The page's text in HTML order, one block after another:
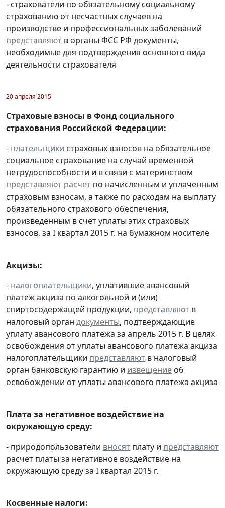
- страхователи по обязательному социальному
страхованию от несчастных случаев на
производстве и профессиональных заболеваний
представляют в органы ФСС РФ документы,
необходимые для подтверждения основного вида
деятельности страхователя
20 апреля 2015
Страховые взносы в Фонд социального
страхования Российской Федерации:
- плательщики страховых взносов на обязательное
социальное страхование на случай временной
нетрудоспособности и в связи с материнством
представляют расчет по начисленным и уплаченным
страховым взносам, а также по расходам на выплату
обязательного страхового обеспечения,
произведенным в счет уплаты этих страховых
взносов, за I квартал 2015 г. на бумажном носителе
Акцизы:
- налогоплательщики, уплатившие авансовый
платеж акциза по алкогольной и (или)
спиртосодержащей продукции, представляют в
налоговый орган документы, подтверждающие
уплату авансового платежа за апрель 2015 г. В целях
освобождения от уплаты авансового платежа акциза
налогоплательщики представляют в налоговый
орган банковскую гарантию и извещение об
освобождении от уплаты авансового платежа акциза
Плата за негативное воздействие на
окружающую среду:
- природопользователи вносят плату и представляют
расчет платы за негативное воздействие на
окружающую среду за I квартал 2015 г.
Косвенные налоги: